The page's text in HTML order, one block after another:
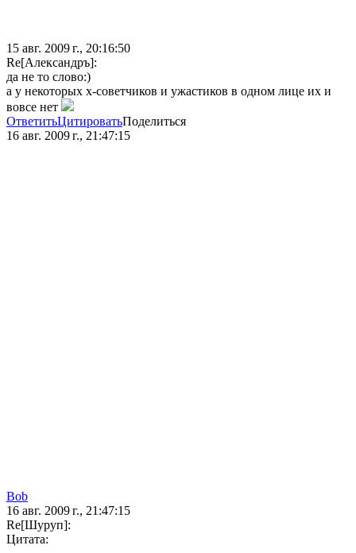
15 авг. 2009 г., 20:16:50
Re[Александръ]:
да не то слово:)
а у некоторых х-советчиков и ужастиков в одном лице их и
вовсе нет
ОтветитьЦитироватьПоделиться
16 авг. 2009 г., 21:47:15
Bob
16 авг. 2009 г., 21:47:15
Re[Шуруп]:
Цитата: